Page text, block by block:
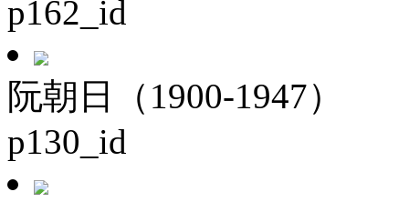
p162_id
阮朝日（1900-1947）
p130_id